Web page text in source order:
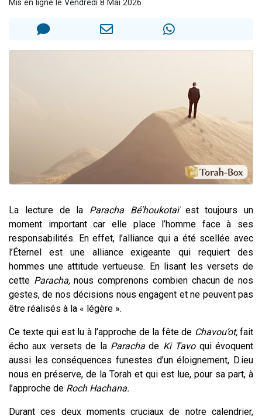
2 nouvelles musiques dans Torah-Box Music
Mis en ligne le Vendredi 8 Mai 2026
La lecture de la Paracha Bé'houkotaïest toujours un
moment important car elle place l’homme face à ses
responsabilités. En effet, l’alliance qui a été scellée avec
l’Éternel est une alliance exigeante qui requiert des
hommes une attitude vertueuse. En lisant les versets de
cette Paracha,nous comprenons combien chacun de nos
gestes, de nos décisions nous engagent et ne peuvent pas
être réalisés à la « légère ».
Ce texte qui est lu à l’approche de la fête de Chavou’ot,fait
écho aux versets de la Paracha de Ki Tavoqui évoquent
aussi les conséquences funestes d’un éloignement, D.ieu
nous en préserve, de la Torah et qui est lue, pour sa part, à
l’approche de Roch Hachana.
Durant ces deux moments cruciaux de notre calendrier,